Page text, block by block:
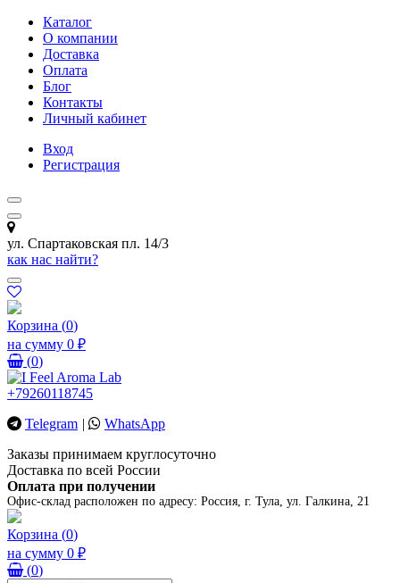
Каталог
О компании
Доставка
Оплата
Блог
Контакты
Личный кабинет
Вход
Регистрация
ул. Спартаковская пл. 14/3
как нас найти?
Корзина (0)
на сумму 0 ₽
(0)
+79260118745
Telegram |
WhatsApp
Заказы принимаем круглосуточно
Доставка по всей России
Оплата при получении
Офис-склад расположен по адресу: Россия, г. Тула, ул. Галкина, 21
Корзина (0)
на сумму 0 ₽
(0)